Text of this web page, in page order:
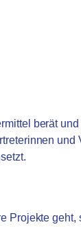
berät
Projekte